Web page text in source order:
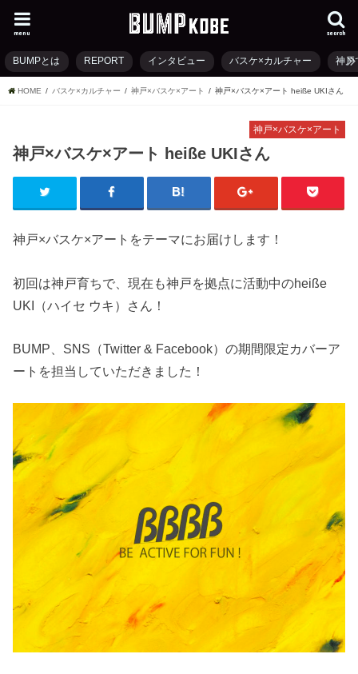
search
menu
BUMPとは REPORT インタビュー バスケ×カルチャー 神戸
HOME バスケ×カルチャー 神戸×バスケ×アート 神戸×バスケ×アート heiße UKIさん
神戸×バスケ×アート
神戸×バスケ×アート heiße UKIさん
神戸×バスケ×アートをテーマにお届けします！
初回は神戸育ちで、現在も神戸を拠点に活動中のheiße
UKI（ハイセ ウキ）さん！
BUMP、SNS（Twitter & Facebook）の期間限定カバーア
ートを担当していただきました！